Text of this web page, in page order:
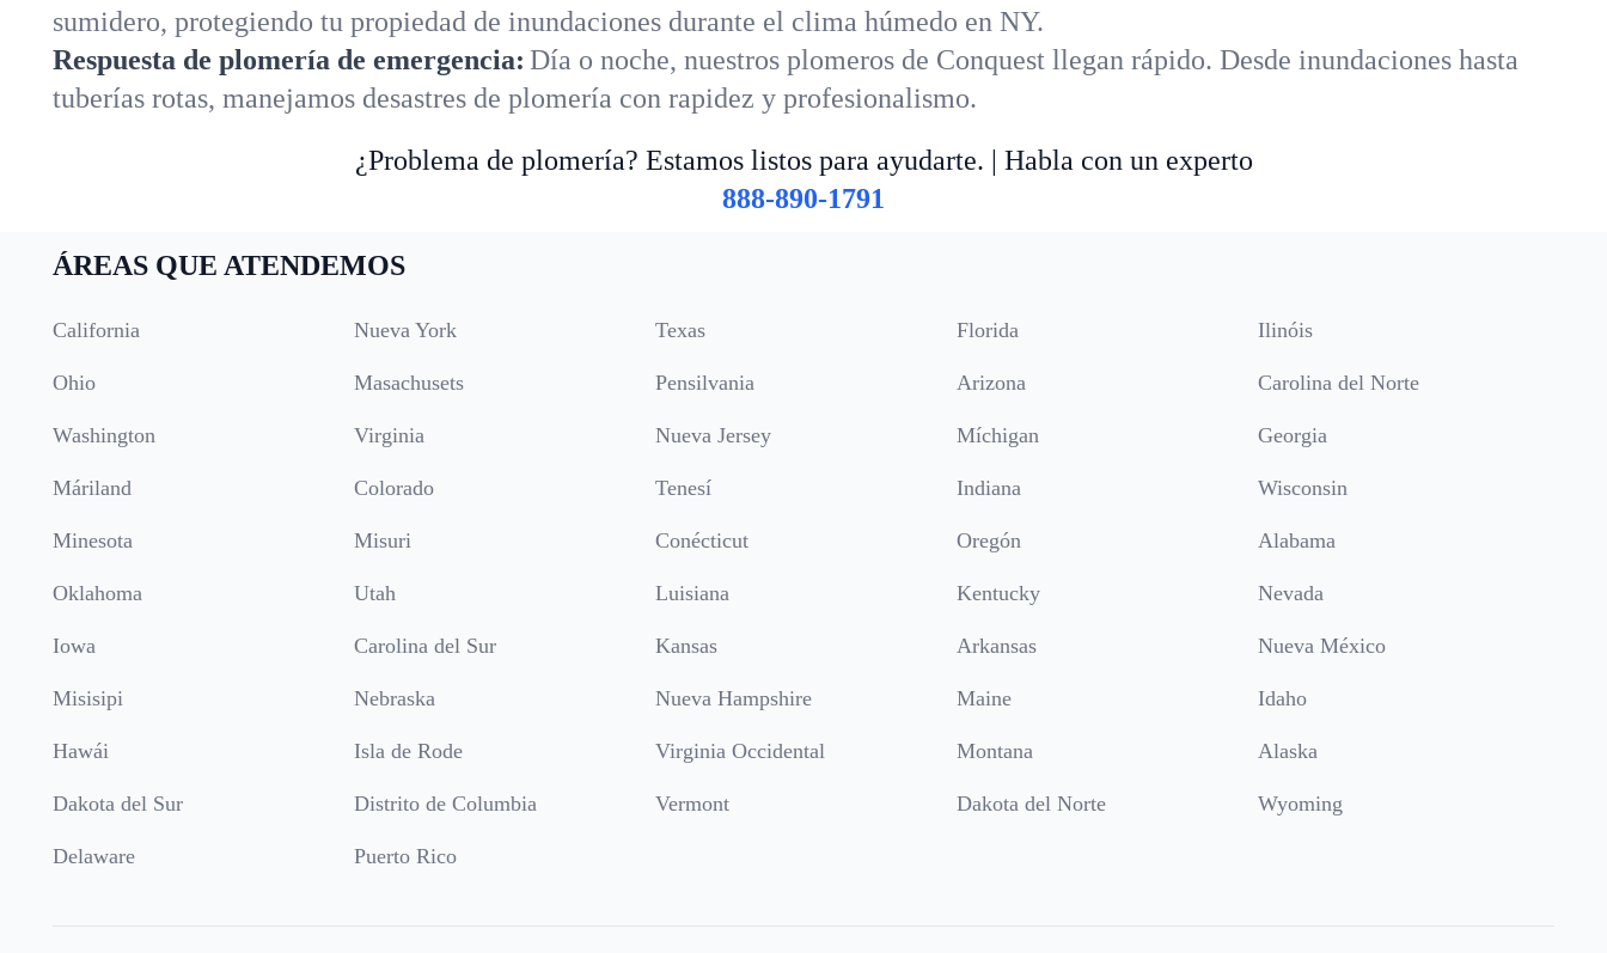
sumidero, protegiendo tu propiedad de inundaciones durante el clima húmedo en NY.
Respuesta de plomería de emergencia: Día o noche, nuestros plomeros de Conquest llegan rápido. Desde inundaciones hasta
tuberías rotas, manejamos desastres de plomería con rapidez y profesionalismo.
¿Problema de plomería? Estamos listos para ayudarte. | Habla con un experto
888-890-1791
ÁREAS QUE ATENDEMOS
California Nueva York Texas Florida Ilinóis
Ohio Masachusets Pensilvania Arizona Carolina del Norte
Washington Virginia Nueva Jersey Míchigan Georgia
Máriland Colorado Tenesí Indiana Wisconsin
Minesota Misuri Conécticut Oregón Alabama
Oklahoma Utah Luisiana Kentucky Nevada
Iowa Carolina del Sur Kansas Arkansas Nueva México
Misisipi Nebraska Nueva Hampshire Maine Idaho
Hawái Isla de Rode Virginia Occidental Montana Alaska
Dakota del Sur Distrito de Columbia Vermont Dakota del Norte Wyoming
Delaware Puerto Rico